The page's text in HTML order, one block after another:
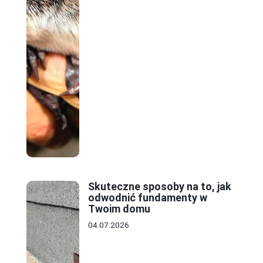
Skuteczne sposoby na to, jak
odwodnić fundamenty w
Twoim domu
04.07.2026